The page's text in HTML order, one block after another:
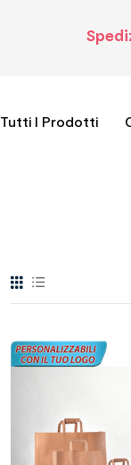
Tutti I Prodotti